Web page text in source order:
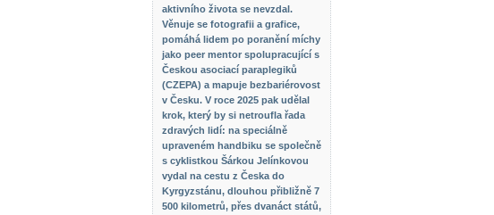
aktivního života se nevzdal.
Věnuje se fotografii a grafice,
pomáhá lidem po poranění míchy
jako peer mentor spolupracující s
Českou asociací paraplegiků
(CZEPA) a mapuje bezbariérovost
v Česku. V roce 2025 pak udělal
krok, který by si netroufla řada
zdravých lidí: na speciálně
upraveném handbiku se společně
s cyklistkou Šárkou Jelínkovou
vydal na cestu z Česka do
Kyrgyzstánu, dlouhou přibližně 7
500 kilometrů, přes dvanáct států,